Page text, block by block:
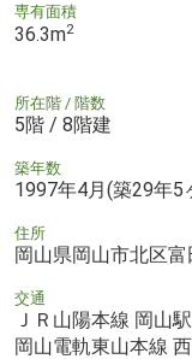
専有面積
36.3m2
所在階 / 階数
5階 / 8階建
築年数
1997年4月(築29年5
住所
岡山県岡山市北区
交通
ＪＲ山陽本線 岡山
岡山電軌東山本線